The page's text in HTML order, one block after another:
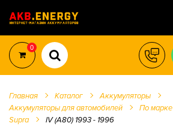
0
Главная Каталог
Аккумуляторы
Аккумуляторы для автомобилей
По марке
Supra
IV (A80) 1993 - 1996